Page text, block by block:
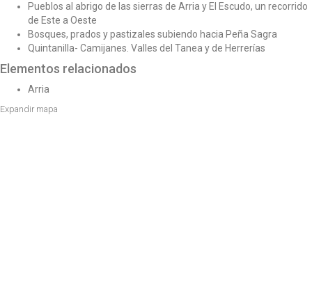
Pueblos al abrigo de las sierras de Arria y El Escudo, un recorrido
de Este a Oeste
Bosques, prados y pastizales subiendo hacia Peña Sagra
Quintanilla- Camijanes. Valles del Tanea y de Herrerías
Elementos relacionados
Arria
Expandir mapa